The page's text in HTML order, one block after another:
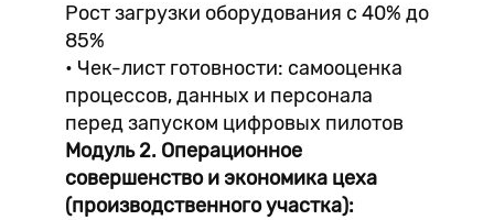
Рост загрузки оборудования с 40% до
85%
• Чек-лист готовности: самооценка
процессов, данных и персонала
перед запуском цифровых пилотов
Модуль 2. Операционное
совершенство и экономика цеха
(производственного участка):